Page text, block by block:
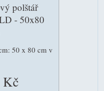
polštář
- 50x80
50 x 80 cm v
Kč